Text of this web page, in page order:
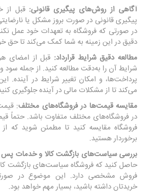
آگاهی از روش‌های پیگیری قانونی: قبل از
پیگیری قانونی در صورت بروز مشکل یا
در صورتی که فروشگاه به تعهدات خود عمل
دقیق در این زمینه به شما کمک می‌کند تا حق
مطالعه دقیق شرایط قرارداد: قبل از امضای
شرایط آن را به‌دقت مطالعه کنید. از جمله سود و
پرداخت‌ها، و امکان تغییر شرایط در آینده.
می‌کند تا از مشکلات مالی در آینده جلوگیری
مقایسه قیمت‌ها در فروشگاه‌های مختلف:
در فروشگاه‌های مختلف متفاوت باشد. حتماً
فروشگاه مقایسه کنید تا مطمئن شوید که
برخوردار هستید.
بررسی سیاست‌های بازگشت کالا و خدمات پس
حاصل کنید که فروشگاه سیاست‌های بازگشت
فروش مشخصی دارد. این موضوع در
خریدتان داشته باشید، بسیار مهم خواهد بود.